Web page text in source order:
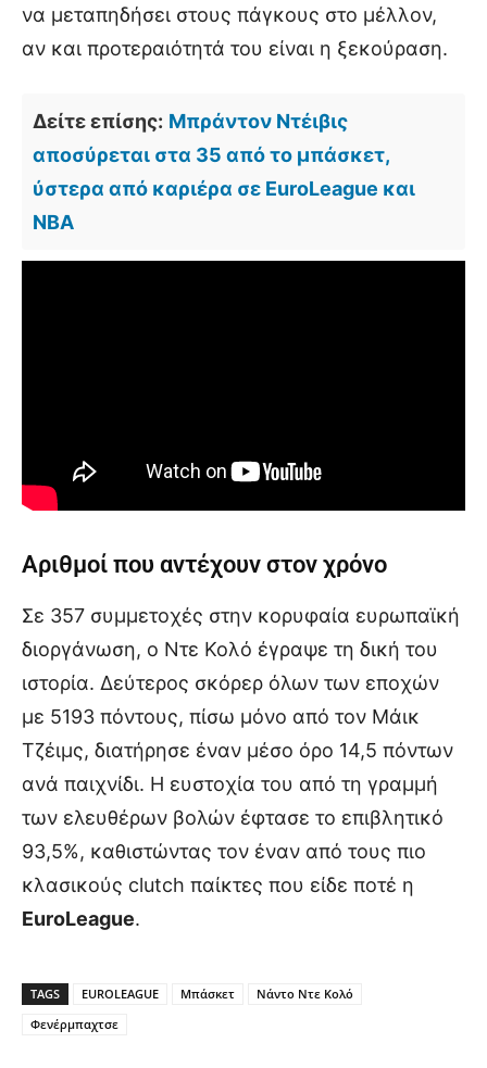
να μεταπηδήσει στους πάγκους στο μέλλον,
αν και προτεραιότητά του είναι η ξεκούραση.
Δείτε επίσης: Μπράντον Ντέιβις
αποσύρεται στα 35 από το μπάσκετ,
ύστερα από καριέρα σε EuroLeague και
NBA
Αριθμοί που αντέχουν στον χρόνο
Σε 357 συμμετοχές στην κορυφαία ευρωπαϊκή
διοργάνωση, ο Ντε Κολό έγραψε τη δική του
ιστορία. Δεύτερος σκόρερ όλων των εποχών
με 5193 πόντους, πίσω μόνο από τον Μάικ
Τζέιμς, διατήρησε έναν μέσο όρο 14,5 πόντων
ανά παιχνίδι. Η ευστοχία του από τη γραμμή
των ελευθέρων βολών έφτασε το επιβλητικό
93,5%, καθιστώντας τον έναν από τους πιο
κλασικούς clutch παίκτες που είδε ποτέ η
EuroLeague.
TAGS EUROLEAGUE Μπάσκετ
Νάντο Ντε Κολό
Φενέρμπαχτσε